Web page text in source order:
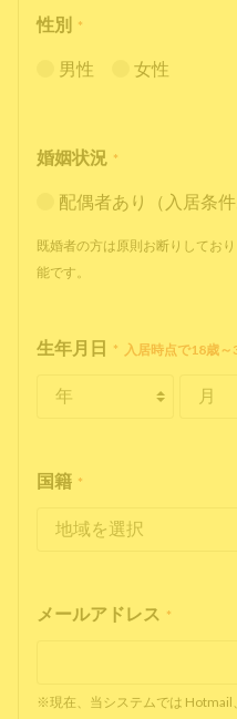
性別 *
男性 女性
婚姻状況 *
配偶者あり（入居条件
既婚者の方は原則お断りしてお
能です。
生年月日 * 入居時点で18歳～
国籍 *
メールアドレス *
※現在、当システムでは Hotmail